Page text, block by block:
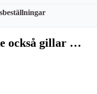
också gillar …